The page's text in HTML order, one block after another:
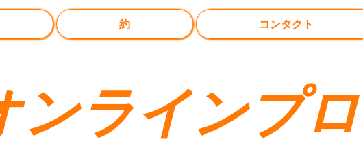
約 コンタクト
ンラインプ